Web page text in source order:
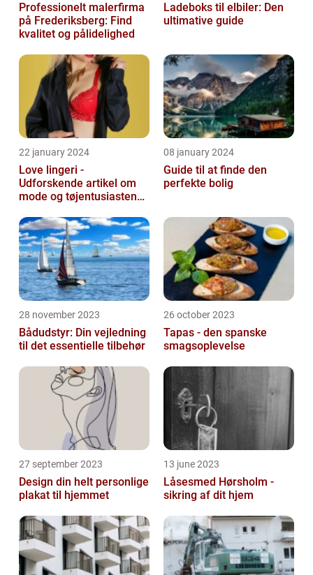
Professionelt malerfirma
på Frederiksberg: Find
kvalitet og pålidelighed
Ladeboks til elbiler: Den
ultimative guide
22 january 2024
Love lingeri -
Udforskende artikel om
mode og tøjentusiastens
08 january 2024
Guide til at finde den
perfekte bolig
28 november 2023
Bådudstyr: Din vejledning
til det essentielle tilbehør
26 october 2023
Tapas - den spanske
smagsoplevelse
27 september 2023
Design din helt personlige
plakat til hjemmet
13 june 2023
Låsesmed Hørsholm -
sikring af dit hjem